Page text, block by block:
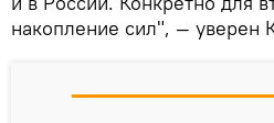
накопление сил", — уверен